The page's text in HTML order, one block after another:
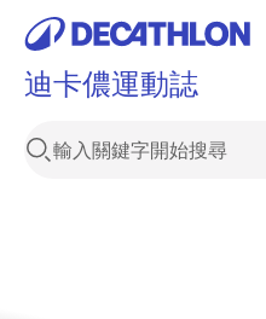
迪卡儂運動誌